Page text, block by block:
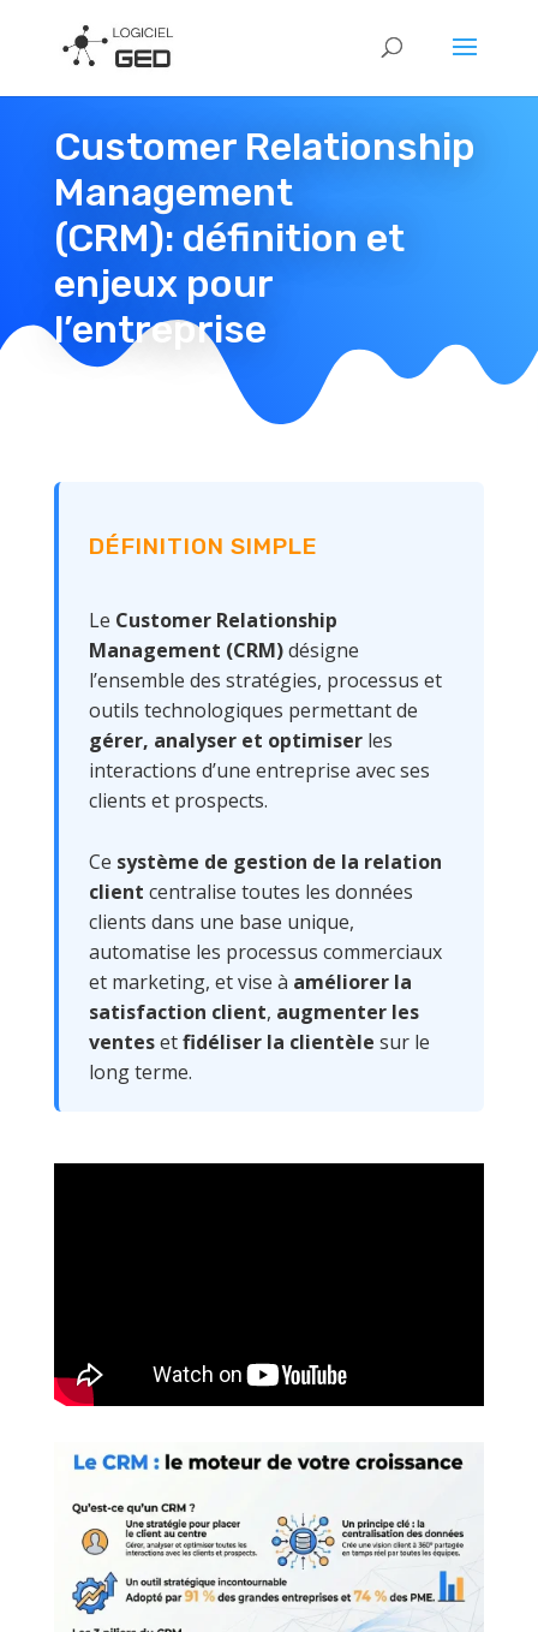
Customer Relationship
Management
(CRM): définition et
enjeux pour
l’entreprise
DÉFINITION SIMPLE
Le Customer Relationship
Management (CRM)désigne
l’ensemble des stratégies, processus et
outils technologiques permettant de
gérer, analyser et optimiserles
interactions d’une entreprise avec ses
clients et prospects.
Ce système de gestion de la relation
client centralise toutes les données
clients dans une base unique,
automatise les processus commerciaux
et marketing, et vise à améliorer la
satisfaction client, augmenter les
ventesetfidéliser la clientèle sur le
long terme.